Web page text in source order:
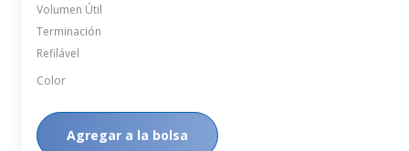
Volumen Útil
Terminación
Refilável
Color
Agregar a la bolsa